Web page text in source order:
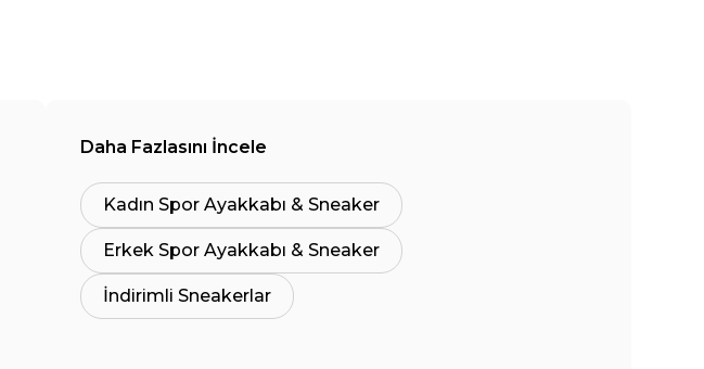
Daha Fazlasını İncele
Kadın Spor Ayakkabı & Sneaker
Erkek Spor Ayakkabı & Sneaker
İndirimli Sneakerlar